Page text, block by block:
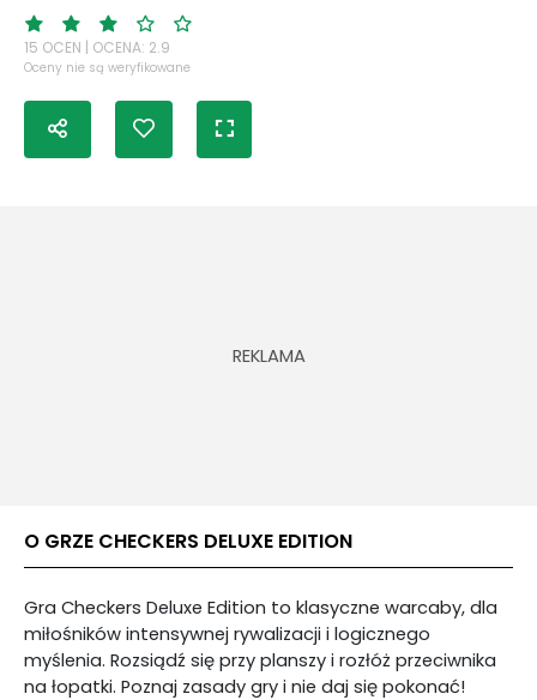
15 OCEN | OCENA: 2.9
Oceny nie są weryfikowane
O GRZE CHECKERS DELUXE EDITION
Gra Checkers Deluxe Edition to klasyczne warcaby, dla
miłośników intensywnej rywalizacji i logicznego
myślenia. Rozsiądź się przy planszy i rozłóż przeciwnika
na łopatki. Poznaj zasady gry i nie daj się pokonać!